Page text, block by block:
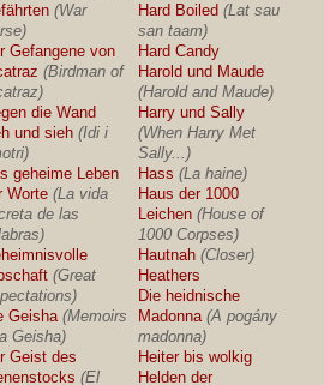
(War
Gefangene von
(Birdman of
die Wand
und sieh (Idi i
geheime Leben
Worte (La vida
de las
(Great
Geisha (Memoirs
Geisha)
Geist des
(El
Hard Boiled (Lat sau
san taam)
Hard Candy
Harold und Maude
(Harold and Maude)
Harry und Sally
(When Harry Met
Sally...)
Hass (La haine)
Haus der 1000
Leichen (House of
1000 Corpses)
Hautnah (Closer)
Heathers
Die heidnische
Madonna (A pogány
madonna)
Heiter bis wolkig
Helden der